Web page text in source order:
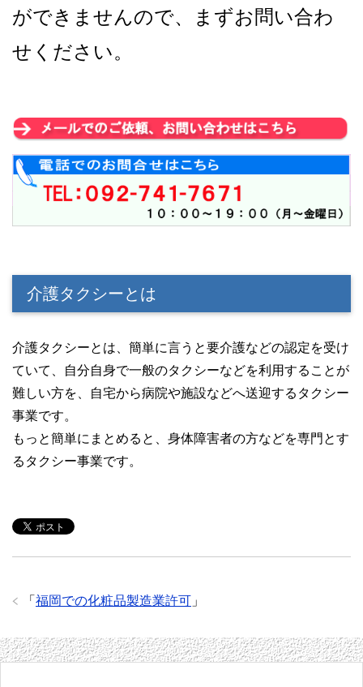
ができませんので、まずお問い合わ
せください。
介護タクシーとは
介護タクシーとは、簡単に言うと要介護などの認定を受け
ていて、自分自身で一般のタクシーなどを利用することが
難しい方を、自宅から病院や施設などへ送迎するタクシー
事業です。
もっと簡単にまとめると、身体障害者の方などを専門とす
るタクシー事業です。
「 福岡での化粧品製造業許可 」